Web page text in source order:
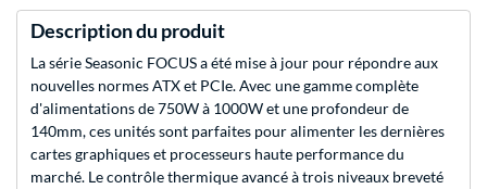
Description du produit
La série Seasonic FOCUS a été mise à jour pour répondre aux
nouvelles normes ATX et PCIe. Avec une gamme complète
d'alimentations de 750W à 1000W et une profondeur de
140mm, ces unités sont parfaites pour alimenter les dernières
cartes graphiques et processeurs haute performance du
marché. Le contrôle thermique avancé à trois niveaux breveté